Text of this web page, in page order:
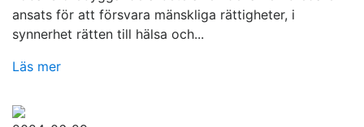
ansats för att försvara mänskliga rättigheter, i
synnerhet rätten till hälsa och...
Läs mer